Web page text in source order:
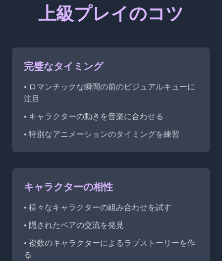
上級プレイのコツ
完璧なタイミング
• ロマンチックな瞬間の前のビジュアルキューに
注目
• キャラクターの動きを音楽に合わせる
• 特別なアニメーションのタイミングを練習
キャラクターの相性
• 様々なキャラクターの組み合わせを試す
• 隠されたペアの交流を発見
• 複数のキャラクターによるラブストーリーを作
る